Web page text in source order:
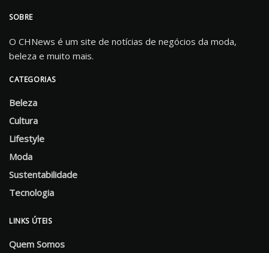
SOBRE
O CHNews é um site de notícias de negócios da moda,
beleza e muito mais.
CATEGORIAS
Beleza
Cultura
Lifestyle
Moda
Sustentabilidade
Tecnologia
LINKS ÚTEIS
Quem Somos